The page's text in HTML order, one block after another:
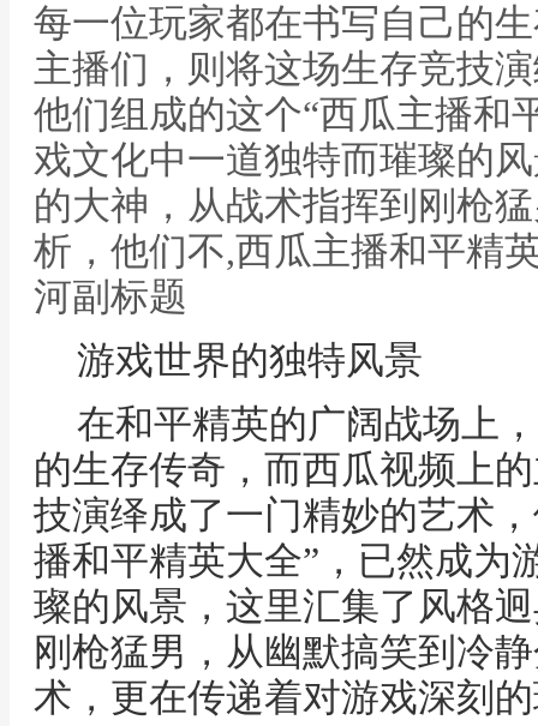
每一位玩家都在书写自己的
主播们，则将这场生存竞技
他们组成的这个“西瓜主播和
戏文化中一道独特而璀璨的
的大神，从战术指挥到刚枪
析，他们不,西瓜主播和平精
河副标题
游戏世界的独特风景
在和平精英的广阔战场上
的生存传奇，而西瓜视频上
技演绎成了一门精妙的艺术
播和平精英大全”，已然成为
璨的风景，这里汇集了风格
刚枪猛男，从幽默搞笑到冷
术，更在传递着对游戏深刻